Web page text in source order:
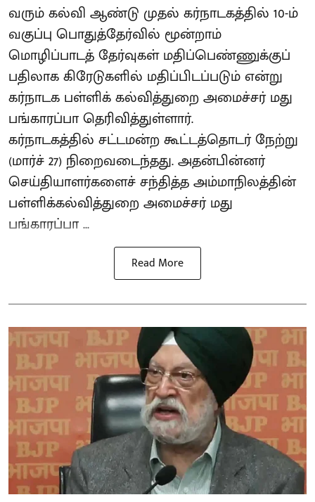
வரும் கல்வி ஆண்டு முதல் கர்நாடகத்தில் 10-ம்
வகுப்பு பொதுத்தேர்வில் மூன்றாம்
மொழிப்பாடத் தேர்வுகள் மதிப்பெண்ணுக்குப்
பதிலாக கிரேடுகளில் மதிப்பிடப்படும் என்று
கர்நாடக பள்ளிக் கல்வித்துறை அமைச்சர் மது
பங்காரப்பா தெரிவித்துள்ளார்.
கர்நாடகத்தில் சட்டமன்ற கூட்டத்தொடர் நேற்று
(மார்ச் 27) நிறைவடைந்தது. அதன்பின்னர்
செய்தியாளர்களைச் சந்தித்த அம்மாநிலத்தின்
பள்ளிக்கல்வித்துறை அமைச்சர் மது
பங்காரப்பா ...
Read More